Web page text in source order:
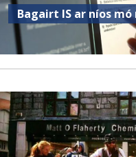
Bagairt IS ar níos